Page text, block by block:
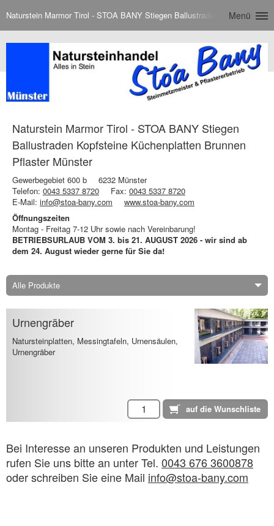
Naturstein Marmor Tirol - STOA BANY Stiegen Ballustraden Kopfsteine
Menü
Naturstein Marmor Tirol - STOA BANY Stiegen
Ballustraden Kopfsteine Küchenplatten Brunnen
Pflaster Münster
Gewerbegebiet 600 b
6232 Münster
Telefon: 0043 5337 8720 Fax: 0043 5337 8720
E-Mail: info@stoa-bany.com
www.stoa-bany.com
Öffnungszeiten
Montag - Freitag 7-12 Uhr sowie nach Vereinbarung!
BETRIEBSURLAUB VOM 3. bis 21. AUGUST 2026 - wir sind ab
dem 24. August wieder gerne für Sie da!
Alle Produkte
Urnengräber
Natursteinplatten, Messingtafeln, Urnensäulen,
Urnengräber
Bei Interesse an unseren Produkten und Leistungen
rufen Sie uns bitte an unter Tel. 0043 676 3600878
oder schreiben Sie eine Mail info@stoa-bany.com